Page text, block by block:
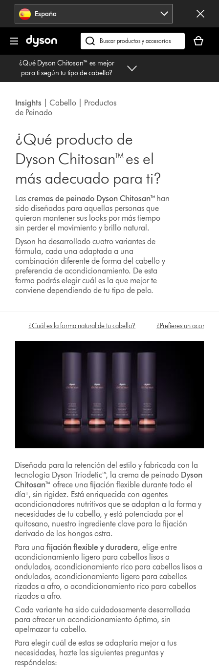
Omitir
navegación España
Buscar
en
dyson.es
cesta
está
¿Qué Dyson Chitosan™ es mejor
para ti según tu tipo de cabello?
Insights | Cabello | Productos
de Peinado
¿Qué producto de
Dyson Chitosan™ es el
más adecuado para ti?
Lascremas de peinado Dyson Chitosan™ han
sido diseñadas para aquellas personas que
quieran mantener sus looks por más tiempo
sin perder el movimiento y brillo natural.
Dyson ha desarrollado cuatro variantes de
fórmula, cada una adaptada a una
combinación diferente de forma del cabello y
preferencia de acondicionamiento. De esta
forma podrás elegir cuál es la que mejor te
conviene dependiendo de tu tipo de pelo.
¿Cuál es la forma natural de tu cabello? ¿Prefieres un
Diseñada para la retención del estilo y fabricada con la
tecnología Dyson Triodetic™, la crema de peinado Dyson
Chitosan™ ofrece una fijación flexible durante todo el
día¹, sin rigidez. Está enriquecida con agentes
acondicionadores nutritivos que se adaptan a la forma y
necesidades de tu cabello, y está potenciada por el
quitosano, nuestro ingrediente clave para la fijación
derivado de los hongos ostra.
Para unafijación flexible y duradera, elige entre
acondicionamiento ligero para cabellos lisos a
ondulados, acondicionamiento rico para cabellos lisos a
ondulados, acondicionamiento ligero para cabellos
rizados a afro, o acondicionamiento rico para cabellos
rizados a afro.
Cada variante ha sido cuidadosamente desarrollada
para ofrecer un acondicionamiento óptimo, sin
apelmazar tu cabello.
Para elegir cuál de estas se adaptaría mejor a tus
necesidades, hazte las siguientes preguntas y
respóndelas: